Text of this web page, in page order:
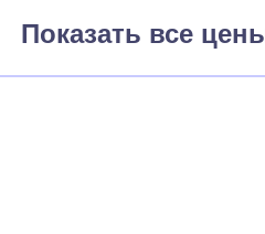
Показать все